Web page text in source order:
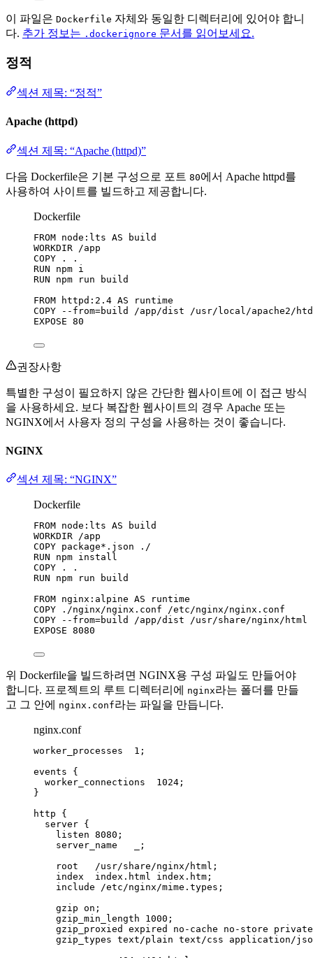
이 파일은 Dockerfile 자체와 동일한 디렉터리에 있어야 합니
다. 추가 정보는 .dockerignore 문서를 읽어보세요.
정적
섹션 제목: “정적”
Apache (httpd)
섹션 제목: “Apache (httpd)”
다음 Dockerfile은 기본 구성으로 포트 80에서 Apache httpd를
사용하여 사이트를 빌드하고 제공합니다.
Dockerfile
FROM node:lts AS build
WORKDIR /app
COPY . .
RUN npm i
RUN npm run build
FROM httpd:2.4 AS runtime
COPY --from=build /app/dist /usr/local/apache2/
EXPOSE 80
권장사항
특별한 구성이 필요하지 않은 간단한 웹사이트에 이 접근 방식
을 사용하세요. 보다 복잡한 웹사이트의 경우 Apache 또는
NGINX에서 사용자 정의 구성을 사용하는 것이 좋습니다.
NGINX
섹션 제목: “NGINX”
Dockerfile
FROM node:lts AS build
WORKDIR /app
COPY package*.json ./
RUN npm install
COPY . .
RUN npm run build
FROM nginx:alpine AS runtime
COPY ./nginx/nginx.conf /etc/nginx/nginx.conf
COPY --from=build /app/dist /usr/share/nginx/html
EXPOSE 8080
위 Dockerfile을 빌드하려면 NGINX용 구성 파일도 만들어야
합니다. 프로젝트의 루트 디렉터리에
nginx라는 폴더를 만들
고 그 안에
nginx.conf라는 파일을 만듭니다.
nginx.conf
worker_processes 1 ;
events {
worker_connections
1024 ;
}
http {
server {
listen 8080 ;
server_name
  _;
root
  /usr/share/nginx/html;
index
index.html index.htm;
include /etc/nginx/mime.types;
gzip on ;
gzip_min_length 1000 ;
gzip_proxied expired no-cache no-store
gzip_types text/plain text/css application/